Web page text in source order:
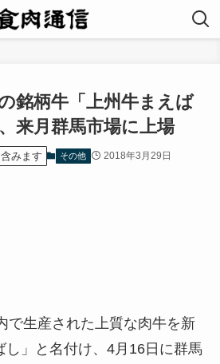
銘柄牛「上州牛まえば
来月群馬市場に上場
みます その他 2018年3月29日
生産された上質な肉牛を新
し」と名付け、4月16日に群馬